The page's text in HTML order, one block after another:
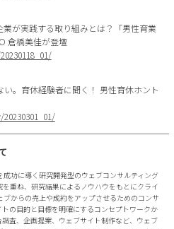
が実践する取り組みとは？「男性育業
倉橋美佳が登壇
。育休経験者に聞く！ 男性育休ホント
功に導く研究開発型のウェブコンサルティング
重ね、研究結果によるノウハウをもとにクライ
からの売上や成約をアップさせるためのコンサ
の目的と目標を明確にするコンセプトワークか
査、企画提案、ウェブサイト制作など、ウェブ